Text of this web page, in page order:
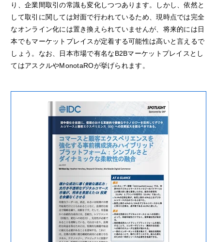
り、企業間取引の常識も変化しつつあります。しかし、依然と
して取引に関しては対面で行われているため、現時点では完全
なオンライン化には置き換えられていませんが、将来的には日
本でもマーケットプレイスが定着する可能性は高いと言えるで
しょう。なお、日本市場で有名なB2Bマーケットプレイスとし
てはアスクルやMonotaROが挙げられます。